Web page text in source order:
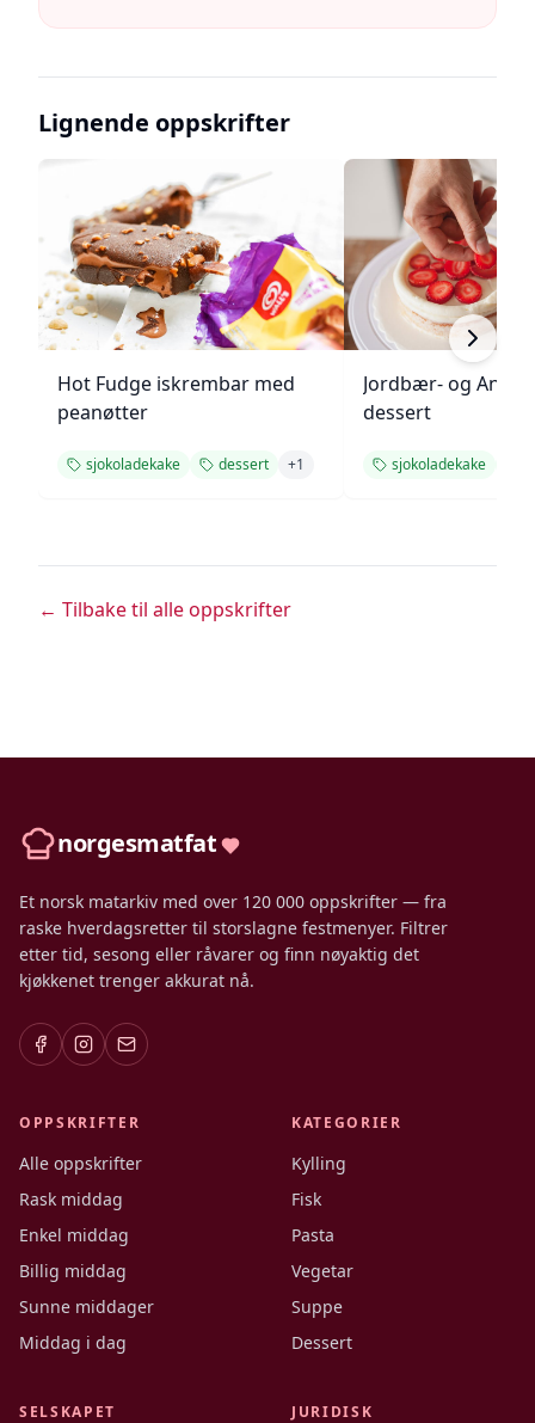
Lignende oppskrifter
Hot Fudge iskrembar med
peanøtter
sjokoladekake dessert +1
Jordbær- og Angel
dessert
sjokoladekake
← Tilbake til alle oppskrifter
norgesmatfat
Et norsk matarkiv med over 120 000 oppskrifter — fra
raske hverdagsretter til storslagne festmenyer. Filtrer
etter tid, sesong eller råvarer og finn nøyaktig det
kjøkkenet trenger akkurat nå.
OPPSKRIFTER
Alle oppskrifter
Rask middag
Enkel middag
Billig middag
Sunne middager
Middag i dag
KATEGORIER
Kylling
Fisk
Pasta
Vegetar
Suppe
Dessert
SELSKAPET JURIDISK